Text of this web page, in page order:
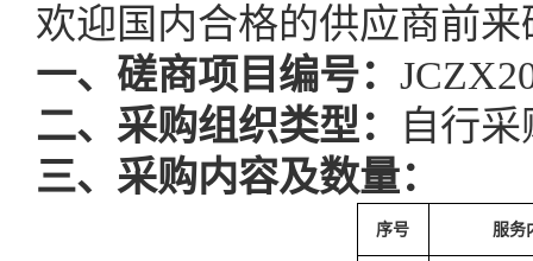
欢迎国内合格的供应商前来
一、磋商项目编号：
二、采购组织类型：
自行
三、 采购内容及数量：
序号 服务